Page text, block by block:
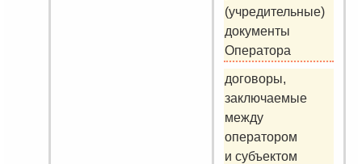
(учредительные)
документы
Оператора
договоры,
заключаемые
между
оператором
и субъектом